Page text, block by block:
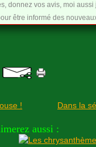
donnez vos avis, moi aussi
être informé des
! Dans la
aussi :